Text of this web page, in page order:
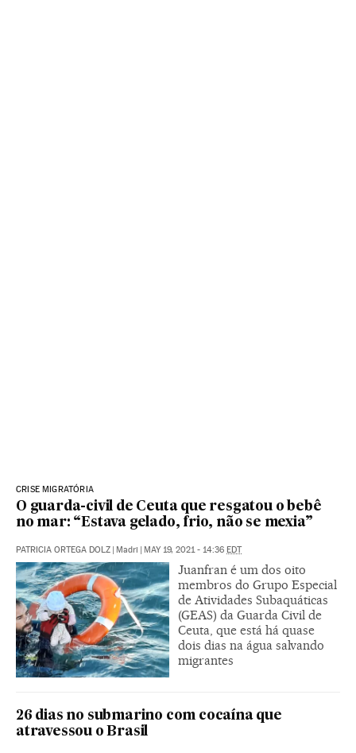
CRISE MIGRATÓRIA
O guarda-civil de Ceuta que resgatou o bebê
no mar: “Estava gelado, frio, não se mexia”
PATRICIA ORTEGA DOLZ Madri MAY 19, 2021 - 14:36 EDT
Juanfran é um dos oito
membros do Grupo Especial
de Atividades Subaquáticas
(GEAS) da Guarda Civil de
Ceuta, que está há quase
dois dias na água salvando
migrantes
26 dias no submarino com cocaína que
atravessou o Brasil